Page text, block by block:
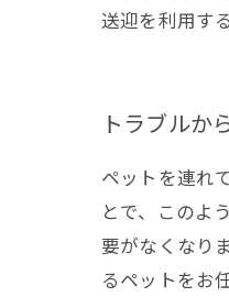
送迎を利用す
トラブルか
ペットを連れ
とで、このよ
要がなくなり
るペットをお